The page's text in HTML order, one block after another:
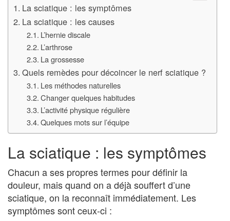
La sciatique : les symptômes
La sciatique : les causes
L’hernie discale
L’arthrose
La grossesse
Quels remèdes pour décoincer le nerf sciatique ?
Les méthodes naturelles
Changer quelques habitudes
L’activité physique régulière
Quelques mots sur l’équipe
La sciatique : les symptômes
Chacun a ses propres termes pour définir la
douleur, mais quand on a déjà souffert d’une
sciatique, on la reconnaît immédiatement. Les
symptômes sont ceux-ci :